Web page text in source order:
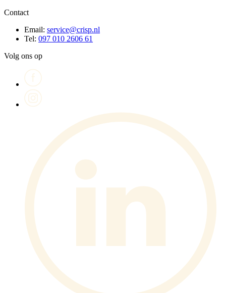
Contact
Email: service@crisp.nl
Tel: 097 010 2606 61
Volg ons op